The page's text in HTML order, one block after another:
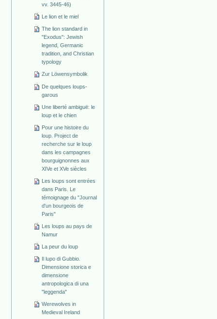
vv. 3445-46)
Le lion et le miel
The lion standard in
"Exodus": Jewish
legend, Germanic
tradition, and Christian
typology
Zur Löwensymbolik
De quelques loups-
garous
Une liberté ambiguë: le
loup et le chien
Pour une histoire du
loup. Project de
recherche sur le loup
dans les campagnes
bourguignonnes aux
XIVe et XVe siècles
Les loups sont entrées
dans Paris. Le
témoignage du "Journal
d'un bourgeois de
Paris"
Les loups au pays de
Namur
La peur du loup
Il lupo di Gubbio.
Dimensione storica e
dimensione
antropologica di una
"leggenda"
Werewolves in
Medieval Ireland